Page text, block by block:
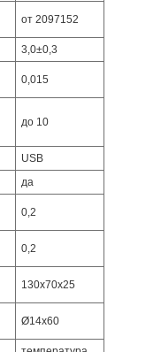
от 2097152
3,0±0,3
0,015
до 10
USB
да
0,2
0,2
130x70x25
Ø14x60